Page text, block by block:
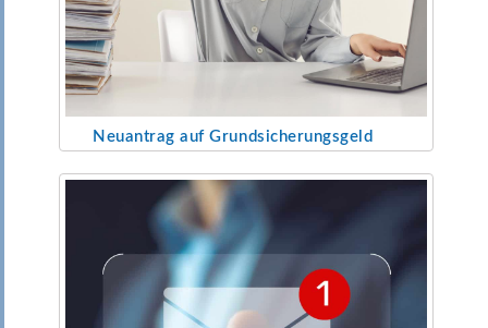
Neuantrag auf Grundsicherungsgeld